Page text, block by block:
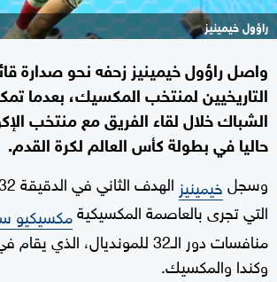
راؤول خيمينيز
واصل راؤول خيمينيز زحفه نحو صدارة
التاريخيين لمنتخب المكسيك، بعدما
الشباك خلال لقاء الفريق مع منتخب
حاليا في بطولة كأس العالم لكرة القدم.
وسجلخيمينيز
التي تجرى بالعاصمة المكسيكيةمكسيكيو
منافسات دور الـ32 للمونديال،
وكندا والمكسيك.